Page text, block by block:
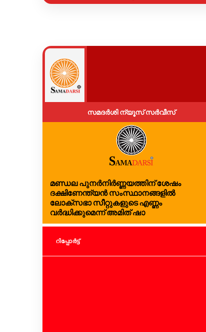
സമദർശി ന്യൂസ് സർവീസ്
മണ്ഡല പുനർനിർണ്ണയത്തിന് ശേഷം
ദക്ഷിണേന്ത്യൻ സംസ്ഥാനങ്ങളിൽ
ലോക്സഭാ സീറ്റുകളുടെ എണ്ണം
വർദ്ധിക്കുമെന്ന് അമിത് ഷാ
റിപ്പോര്‍ട്ട്